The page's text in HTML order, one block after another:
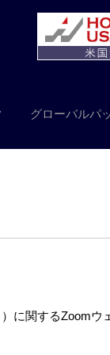
グローバルパ
に関するZoom